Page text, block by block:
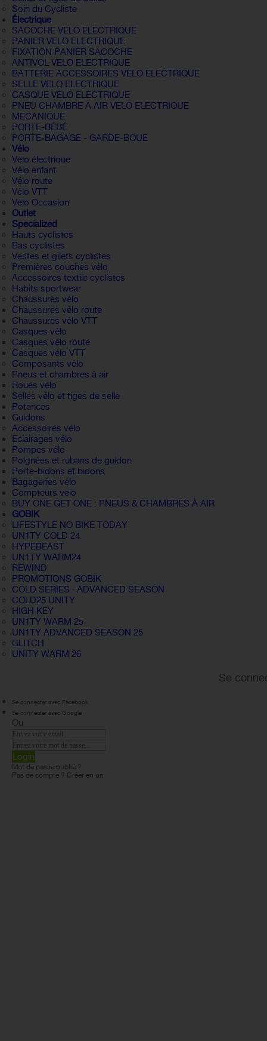
Soin du Cycliste
Électrique
SACOCHE VELO ELECTRIQUE
PANIER VELO ELECTRIQUE
FIXATION PANIER SACOCHE
ANTIVOL VELO ELECTRIQUE
BATTERIE ACCESSOIRES VELO ELECTRIQUE
SELLE VELO ELECTRIQUE
CASQUE VELO ELECTRIQUE
PNEU CHAMBRE A AIR VELO ELECTRIQUE
MECANIQUE
PORTE-BÉBÉ
PORTE-BAGAGE - GARDE-BOUE
Vélo
Vélo électrique
Vélo enfant
Vélo route
Vélo VTT
Vélo Occasion
Outlet
Specialized
Hauts cyclistes
Bas cyclistes
Vestes et gilets cyclistes
Premières couches vélo
Accessoires textile cyclistes
Habits sportwear
Chaussures vélo
Chaussures vélo route
Chaussures vélo VTT
Casques vélo
Casques vélo route
Casques vélo VTT
Composants vélo
Pneus et chambres à air
Roues vélo
Selles vélo et tiges de selle
Potences
Guidons
Accessoires vélo
Eclairages vélo
Pompes vélo
Poignées et rubans de guidon
Porte-bidons et bidons
Bagageries vélo
Compteurs velo
BUY ONE GET ONE : PNEUS & CHAMBRES À AIR
GOBIK
LIFESTYLE NO BIKE TODAY
UN1TY COLD 24
HYPEBEAST
UN1TY WARM24
REWIND
PROMOTIONS GOBIK
COLD SERIES · ADVANCED SEASON
COLD25 UNITY
HIGH KEY
UN1TY WARM 25
UN1TY ADVANCED SEASON 25
GLITCH
UNITY WARM 26
Se
Se connecter avec Facebook
Se connecter avec Google
Ou
Login
Mot de passe oublié ?
Pas de compte ? Créer en un